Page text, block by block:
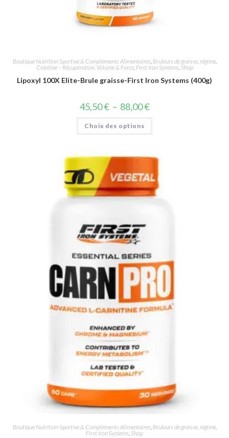
Boutique Nutrition Sportive & Compléments Alimentaires Bruleurs de graisse, régime,
Créatine – Récupération, Volume & Force, First Iron Systems Shop
Lipoxyl 100X Elite-Brule graisse-First Iron Systems (400g)
45,50€ – 88,00€
Choix des options
Boutique Nutrition Sportive & Compléments Alimentaires, Bruleurs de graisse, régime,
First Iron Systems, Shop